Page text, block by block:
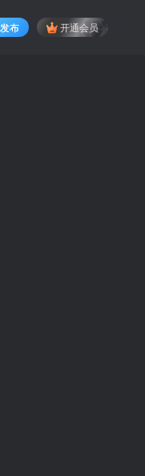
发布 开通会员